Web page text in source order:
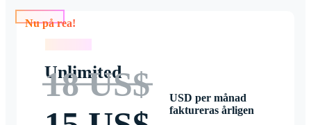
Nu på rea!
Unlimited
18 US$
USD per månad
faktureras årligen